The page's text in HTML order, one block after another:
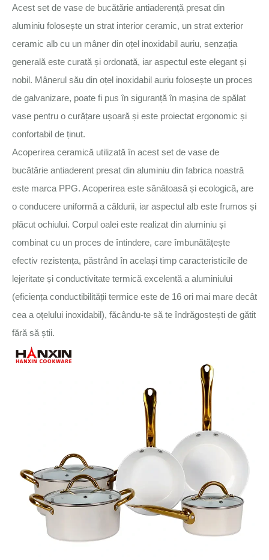
Acest set de vase de bucătărie antiaderență presat din
aluminiu folosește un strat interior ceramic, un strat exterior
ceramic alb cu un mâner din oțel inoxidabil auriu, senzația
generală este curată și ordonată, iar aspectul este elegant și
nobil. Mânerul său din oțel inoxidabil auriu folosește un proces
de galvanizare, poate fi pus în siguranță în mașina de spălat
vase pentru o curățare ușoară și este proiectat ergonomic și
confortabil de ținut.
Acoperirea ceramică utilizată în acest set de vase de
bucătărie antiaderent presat din aluminiu din fabrica noastră
este marca PPG. Acoperirea este sănătoasă și ecologică, are
o conducere uniformă a căldurii, iar aspectul alb este frumos și
plăcut ochiului. Corpul oalei este realizat din aluminiu și
combinat cu un proces de întindere, care îmbunătățește
efectiv rezistența, păstrând în același timp caracteristicile de
lejeritate și conductivitate termică excelentă a aluminiului
(eficiența conductibilității termice este de 16 ori mai mare decât
cea a oțelului inoxidabil), făcându-te să te îndrăgostești de gătit
fără să știi.